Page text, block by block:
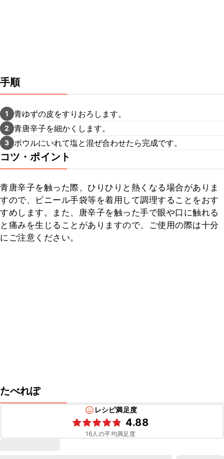
手順
1 青ゆずの皮をすりおろします。
2 青唐辛子を細かくします。
3 ボウルにいれて塩と混ぜ合わせたら完成です。
コツ・ポイント
青唐辛子を触った際、ひりひりと熱くなる場合がありま
すので、ビニール手袋等を着用して調理することをおす
すめします。また、唐辛子を触った手で眼や口に触れる
と痛みを生じることがありますので、ご使用の際は十分
にご注意ください。
たべれぽ
レシピ満足度
4.88
16人の平均満足度